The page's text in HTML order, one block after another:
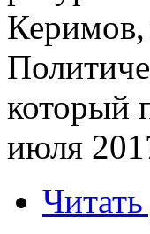
Керимов,
который
июля
Читать